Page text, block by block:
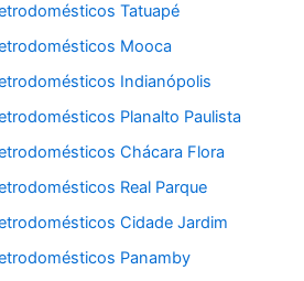
Tatuapé
Mooca
Indianópolis
Planalto Paulista
Chácara Flora
Real Parque
Cidade Jardim
Panamby